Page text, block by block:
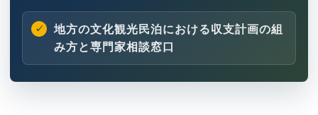
地方の文化観光民泊における収支計画の組
み方と専門家相談窓口